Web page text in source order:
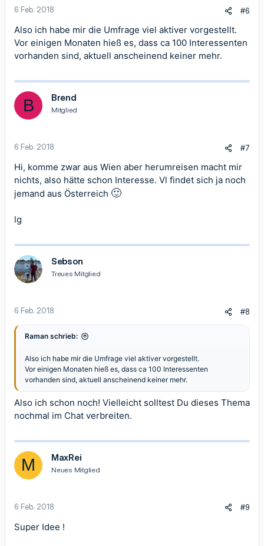
6 Feb. 2018 #6
Also ich habe mir die Umfrage viel aktiver vorgestellt.
Vor einigen Monaten hieß es, dass ca 100 Interessenten
vorhanden sind, aktuell anscheinend keiner mehr.
B Brend
Mitglied
6 Feb. 2018 #7
Hi, komme zwar aus Wien aber herumreisen macht mir
nichts, also hätte schon Interesse. Vl findet sich ja noch
jemand aus Österreich 🙂
lg
Sebson
Treues Mitglied
6 Feb. 2018 #8
Raman schrieb:
Also ich habe mir die Umfrage viel aktiver vorgestellt.
Vor einigen Monaten hieß es, dass ca 100 Interessenten
vorhanden sind, aktuell anscheinend keiner mehr.
Also ich schon noch! Vielleicht solltest Du dieses Thema
nochmal im Chat verbreiten.
M MaxRei
Neues Mitglied
6 Feb. 2018 #9
Super Idee !